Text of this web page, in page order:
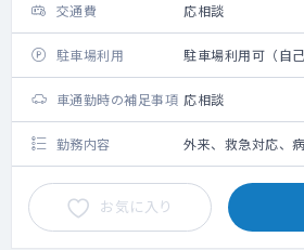
交通費 応相談
駐車場利用 駐車場利用可（自
車通勤時の補足事項 応相談
勤務内容 外来、救急対応、
お気に入り